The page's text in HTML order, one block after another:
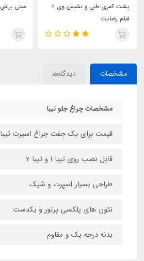
وی +
مینی براش
مشخصات دیدگاه‌ها
مشخصات چراغ جلو تیبا
قیمت برای یک جفت چراغ اسپرت تیبا
قابل نصب روی تیبا 1 و تیبا 2
طراحی بسیار اسپرت و شیک
نئون های پلکسی پرنور و یکدست
بدنه درجه یک و مقاوم